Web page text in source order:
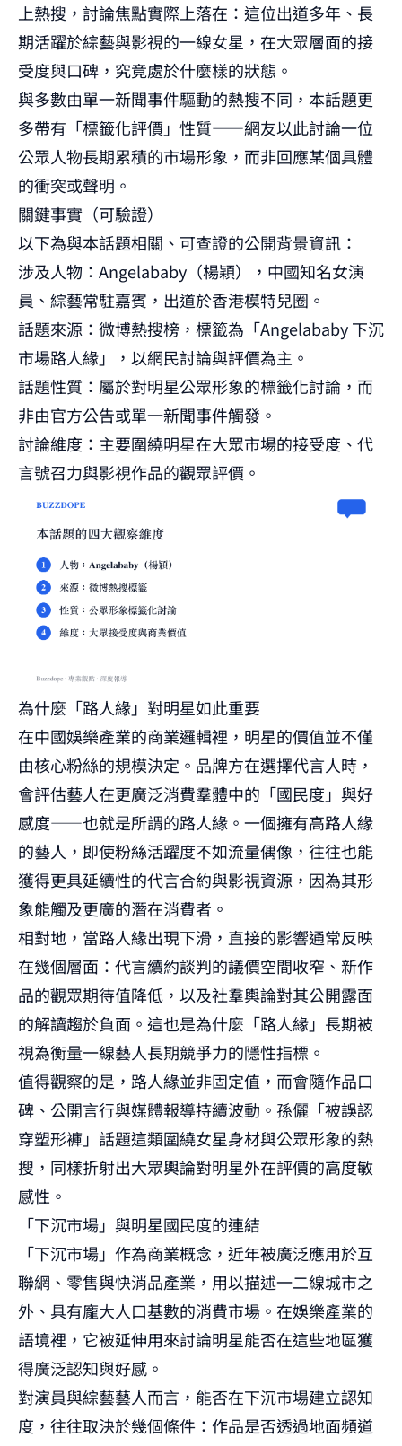
上熱搜，討論焦點實際上落在：這位出道多年、長
期活躍於綜藝與影視的一線女星，在大眾層面的接
受度與口碑，究竟處於什麼樣的狀態。
與多數由單一新聞事件驅動的熱搜不同，本話題更
多帶有「標籤化評價」性質——網友以此討論一位
公眾人物長期累積的市場形象，而非回應某個具體
的衝突或聲明。
關鍵事實（可驗證）
以下為與本話題相關、可查證的公開背景資訊：
涉及人物：Angelababy（楊穎），中國知名女演
員、綜藝常駐嘉賓，出道於香港模特兒圈。
話題來源：微博熱搜榜，標籤為「Angelababy 下沉
市場路人緣」，以網民討論與評價為主。
話題性質：屬於對明星公眾形象的標籤化討論，而
非由官方公告或單一新聞事件觸發。
討論維度：主要圍繞明星在大眾市場的接受度、代
言號召力與影視作品的觀眾評價。
為什麼「路人緣」對明星如此重要
在中國娛樂產業的商業邏輯裡，明星的價值並不僅
由核心粉絲的規模決定。品牌方在選擇代言人時，
會評估藝人在更廣泛消費羣體中的「國民度」與好
感度——也就是所謂的路人緣。一個擁有高路人緣
的藝人，即使粉絲活躍度不如流量偶像，往往也能
獲得更具延續性的代言合約與影視資源，因為其形
象能觸及更廣的潛在消費者。
相對地，當路人緣出現下滑，直接的影響通常反映
在幾個層面：代言續約談判的議價空間收窄、新作
品的觀眾期待值降低，以及社羣輿論對其公開露面
的解讀趨於負面。這也是為什麼「路人緣」長期被
視為衡量一線藝人長期競爭力的隱性指標。
值得觀察的是，路人緣並非固定值，而會隨作品口
碑、公開言行與媒體報導持續波動。 孫儷「被誤認
穿塑形褲」話題這類圍繞女星身材與公眾形象的熱
搜，同樣折射出大眾輿論對明星外在評價的高度敏
感性。
「下沉市場」與明星國民度的連結
「下沉市場」作為商業概念，近年被廣泛應用於互
聯網、零售與快消品產業，用以描述一二線城市之
外、具有龐大人口基數的消費市場。在娛樂產業的
語境裡，它被延伸用來討論明星能否在這些地區獲
得廣泛認知與好感。
對演員與綜藝藝人而言，能否在下沉市場建立認知
度，往往取決於幾個條件：作品是否透過地面頻道